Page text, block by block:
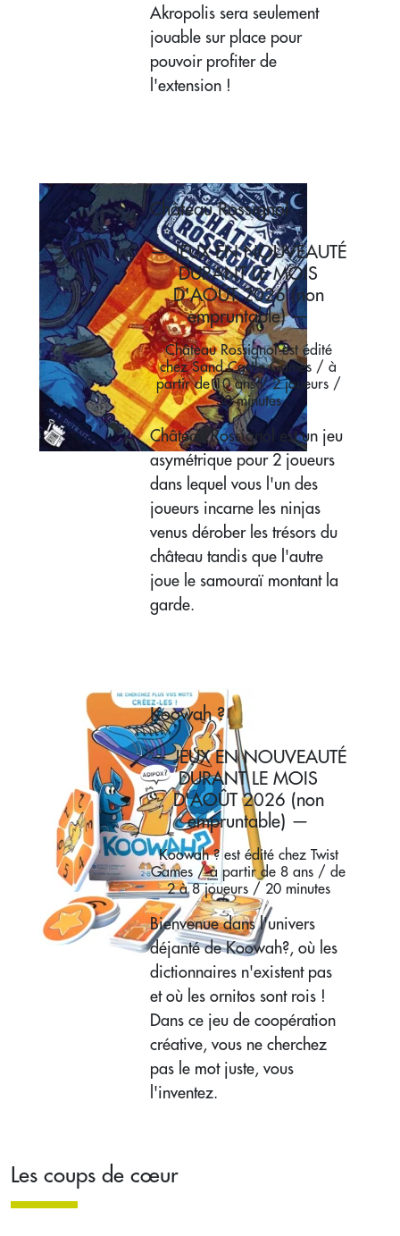
Akropolis sera seulement
jouable sur place pour
pouvoir profiter de
l'extension !
Château Rossignol
— JEUX EN NOUVEAUTÉ
DURANT LE MOIS
D'AOÛT 2026 (non
empruntable) —
Château Rossignol est édité
chez Sand Castle Games / à
partir de 10 ans / 2 joueurs /
30 minutes
Château Rossignol est un jeu
asymétrique pour 2 joueurs
dans lequel vous l'un des
joueurs incarne les ninjas
venus dérober les trésors du
château tandis que l'autre
joue le samouraï montant la
garde.
Koowah ?
— JEUX EN NOUVEAUTÉ
DURANT LE MOIS
D'AOÛT 2026 (non
empruntable) —
Koowah ? est édité chez Twist
Games / à partir de 8 ans / de
2 à 8 joueurs / 20 minutes
Bienvenue dans l'univers
déjanté de Koowah?, où les
dictionnaires n'existent pas
et où les ornitos sont rois !
Dans ce jeu de coopération
créative, vous ne cherchez
pas le mot juste, vous
l'inventez.
Les coups de cœur